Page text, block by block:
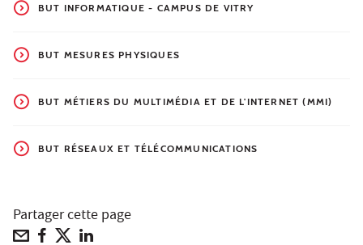
BUT INFORMATIQUE - CAMPUS DE VITRY
BUT MESURES PHYSIQUES
BUT MÉTIERS DU MULTIMÉDIA ET DE L'INTERNET (MMI)
BUT RÉSEAUX ET TÉLÉCOMMUNICATIONS
Partager cette page